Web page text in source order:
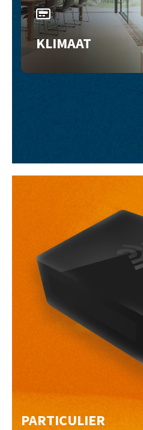
KLIMAAT
PARTICULIER